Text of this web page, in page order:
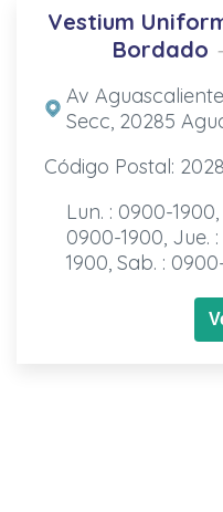
Vestium
Bordado
Av
Secc, 20285
Código Postal:
Lun. : 0900-
0900-1900, Jue.
1900, Sab. :